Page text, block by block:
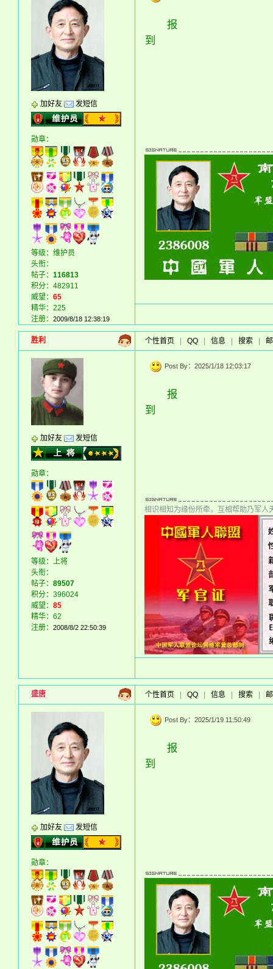
加好友 发短信
勋章：
等级：维护员
头衔：
帖子： 116813
积分：482911
威望： 65
精华：225
注册：
2009/8/18 12:38:19
报
到
胜利 个性首页 QQ 信息 搜索
加好友 发短信
勋章：
等级：上将
头衔：
帖子： 89507
积分：396024
威望： 85
精华：62
注册：
2008/8/2 22:50:39
Post By：2025/1/18 12:03:17
报
到
相识相知为缘份所牵，互相帮助乃军人
盛唐 个性首页 QQ 信息 搜索
加好友 发短信
勋章：
Post By：2025/1/19 11:50:49
报
到